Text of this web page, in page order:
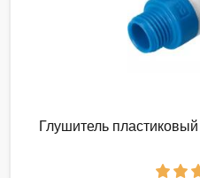
Глушитель